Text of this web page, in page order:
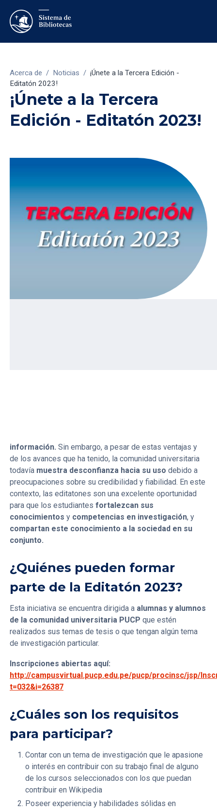
Acerca de / Noticias / ¡Únete a la Tercera Edición -
Editatón 2023!
¡Únete a la Tercera
Edición - Editatón 2023!
información. Sin embargo, a pesar de estas ventajas y
de los avances que ha tenido, la comunidad universitaria
todavía muestra desconfianza hacia su uso debido a
preocupaciones sobre su credibilidad y fiabilidad. En este
contexto, las editatones son una excelente oportunidad
para que los estudiantes fortalezcan sus
conocimientos y competencias en investigación, y
compartan este conocimiento a la sociedad en su
conjunto.
¿Quiénes pueden formar
parte de la Editatón 2023?
Esta iniciativa se encuentra dirigida a alumnas y alumnos
de la comunidad universitaria PUCP que estén
realizados sus temas de tesis o que tengan algún tema
de investigación particular.
Inscripciones abiertas aquí:
http://campusvirtual.pucp.edu.pe/pucp/procinsc/jsp/
t=032&i=26387
¿Cuáles son los requisitos
para participar?
Contar con un tema de investigación que le apasione
o interés en contribuir con su trabajo final de alguno
de los cursos seleccionados con los que puedan
contribuir en Wikipedia
Poseer experiencia y habilidades sólidas en